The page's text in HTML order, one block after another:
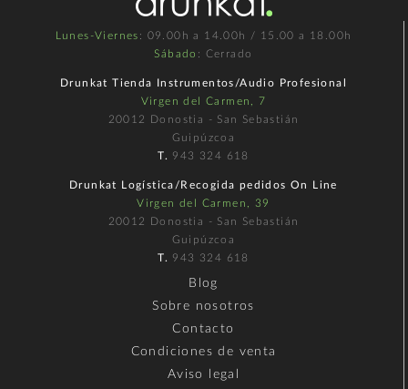
Lunes-Viernes : 09.00h a 14.00h / 15.00 a 18.00h
Sábado : Cerrado
Drunkat Tienda Instrumentos/Audio Profesional
Virgen del Carmen, 7
20012 Donostia - San Sebastián
Guipúzcoa
T. 943 324 618
Drunkat Logística/Recogida pedidos On Line
Virgen del Carmen, 39
20012 Donostia - San Sebastián
Guipúzcoa
T. 943 324 618
Blog
Sobre nosotros
Contacto
Condiciones de venta
Aviso legal